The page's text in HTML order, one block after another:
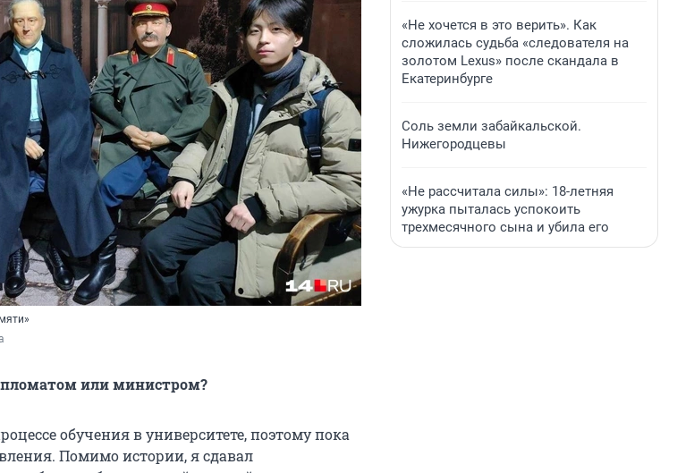
или министром?
обучения в университете, поэтому пока
Помимо истории, я сдавал
«Не хочется в это верить». Как
сложилась судьба «следователя на
золотом Lexus» после скандала в
Екатеринбурге
Соль земли забайкальской.
Нижегородцевы
«Не рассчитала силы»: 18-летняя
ужурка пыталась успокоить
трехмесячного сына и убила его